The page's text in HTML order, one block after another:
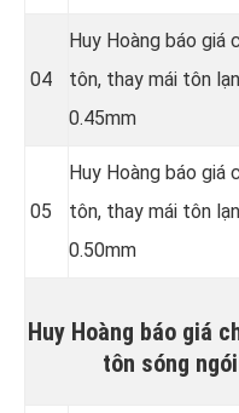
04
Huy Hoàng báo giá
tôn, thay mái tôn
0.45mm
05
Huy Hoàng báo giá
tôn, thay mái tôn
0.50mm
Huy Hoàng báo giá
tôn sóng